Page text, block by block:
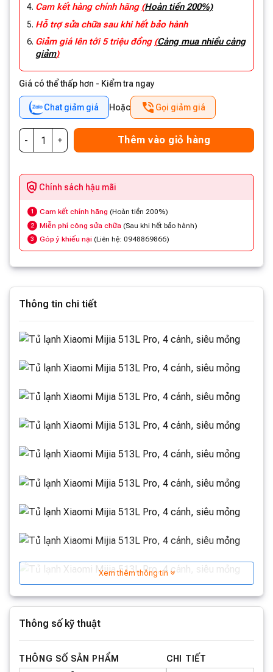
Cam kết hàng chính hãng (Hoàn tiền 200%)
Hỗ trợ sửa chữa sau khi hết bảo hành
Giảm giá lên tới 5 triệu đồng (Càng mua nhiều càng
giảm)
Giá có thể thấp hơn - Kiểm tra ngay
Chat giảm giá Hoặc Gọi giảm giá
Thêm vào giỏ hàng
Chính sách hậu mãi
1 Cam kết chính hãng (Hoàn tiền 200%)
2 Miễn phí công sửa chữa (Sau khi hết bảo hành)
3 Góp ý khiếu nại (Liên hệ: 0948869866)
Thông tin chi tiết
Xem thêm thông tin
Thông số kỹ thuật
THÔNG SỐ SẢN PHẨM CHI TIẾT